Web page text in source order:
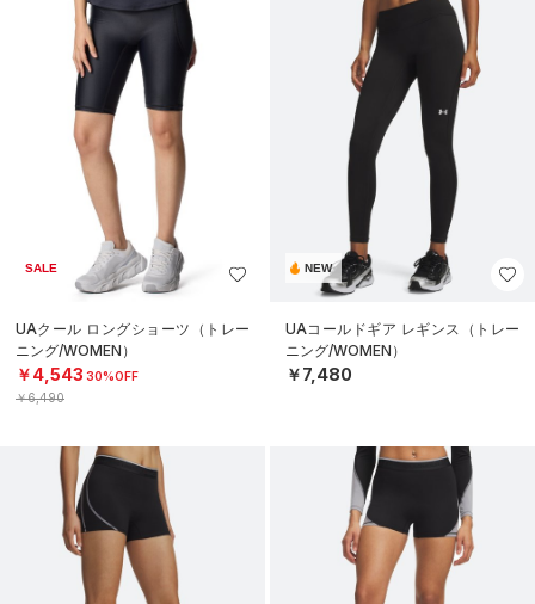
SALE
UAクール ロングショーツ（トレー
ニング/WOMEN）
￥4,543 30%OFF
￥6,490
NEW
UAコールドギア レギンス（トレー
ニング/WOMEN）
￥7,480